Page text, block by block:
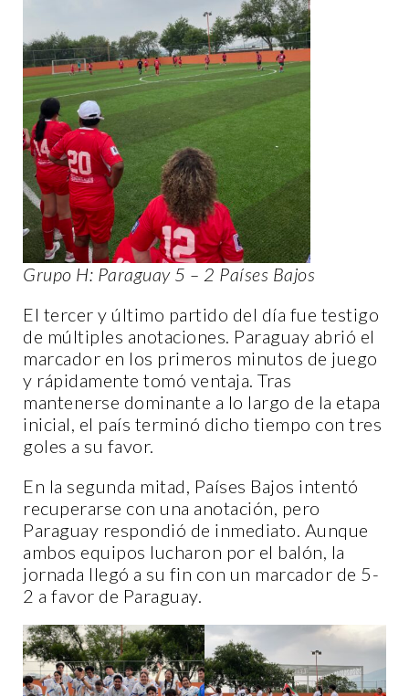
Grupo H: Paraguay 5 – 2 Países Bajos
El tercer y último partido del día fue testigo
de múltiples anotaciones. Paraguay abrió el
marcador en los primeros minutos de juego
y rápidamente tomó ventaja. Tras
mantenerse dominante a lo largo de la etapa
inicial, el país terminó dicho tiempo con tres
goles a su favor.
En la segunda mitad, Países Bajos intentó
recuperarse con una anotación, pero
Paraguay respondió de inmediato. Aunque
ambos equipos lucharon por el balón, la
jornada llegó a su fin con un marcador de 5-
2 a favor de Paraguay.